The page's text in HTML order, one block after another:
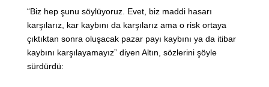
“Biz hep şunu söylüyoruz. Evet, biz maddi hasarı
karşılarız, kar kaybını da karşılarız ama o risk ortaya
çıktıktan sonra oluşacak pazar payı kaybını ya da itibar
kaybını karşılayamayız” diyen Altın, sözlerini şöyle
sürdürdü: